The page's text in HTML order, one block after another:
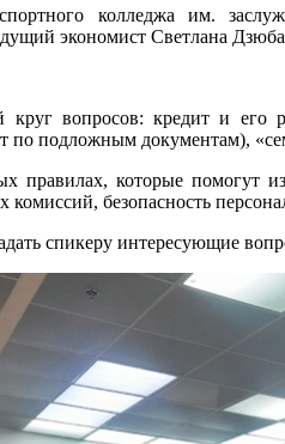
колледжа им.
экономист Светлана
вопросов: кредит и его
по подложным документам),
правилах, которые помогут
комиссий, безопасность
спикеру интересующие